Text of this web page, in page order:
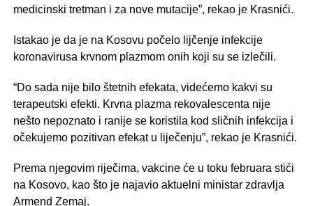
medicinski tretman i za nove mutacije”, rekao je Krasnići.
Istakao je da je na Kosovu počelo lijčenje infekcije
koronavirusa krvnom plazmom onih koji su se izlečili.
“Do sada nije bilo štetnih efekata, videćemo kakvi su
terapeutski efekti. Krvna plazma rekovalescenta nije
nešto nepoznato i ranije se koristila kod sličnih infekcija i
očekujemo pozitivan efekat u liječenju”, rekao je Krasnići.
Prema njegovim riječima, vakcine će u toku februara stići
na Kosovo, kao što je najavio aktuelni ministar zdravlja
Armend Zemaj.